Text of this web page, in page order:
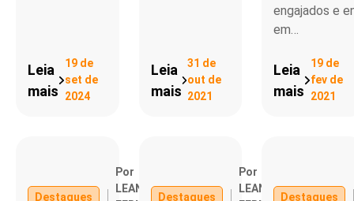
Leia
mais
19 de
set de
2024
Leia
mais
31 de
out de
2021
engajados e
em…
Leia
mais
19 de
fev de
2021
Destaques
Por
LEANDRO
Destaques
Por
LEANDRO
Destaques